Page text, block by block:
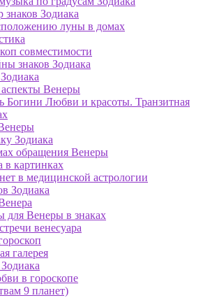
Зодиака
луны в домах
совместимости
знаков Зодиака
Венеры
Богини Любви и красоты. Транзитная
Зодиака
обращения Венеры
в картинках
в медицинской астрологии
Зодиака
для Венеры в знаках
венесуара
галерея
в гороскопе
9 планет)